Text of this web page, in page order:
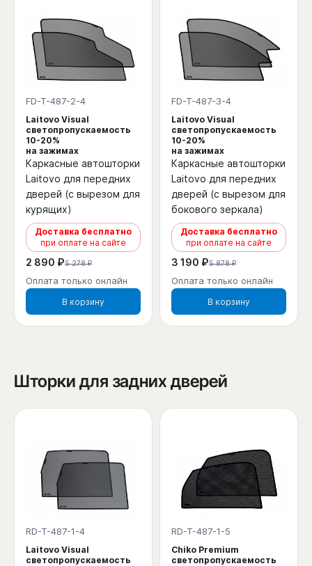
FD-T-487-2-4
Laitovo Visual
светопропускаемость
10-20%
на зажимах
Каркасные автошторки
Laitovo для передних
дверей (с вырезом для
курящих)
Доставка бесплатно
при оплате на сайте
2 890 ₽5 278 ₽
Оплата только онлайн
В корзину
FD-T-487-3-4
Laitovo Visual
светопропускаемость
10-20%
на зажимах
Каркасные автошторки
Laitovo для передних
дверей (с вырезом для
бокового зеркала)
Доставка бесплатно
при оплате на сайте
3 190 ₽5 878 ₽
Оплата только онлайн
В корзину
Шторки для задних дверей
RD-T-487-1-4
Laitovo Visual
светопропускаемость
RD-T-487-1-5
Chiko Premium
светопропускаемость